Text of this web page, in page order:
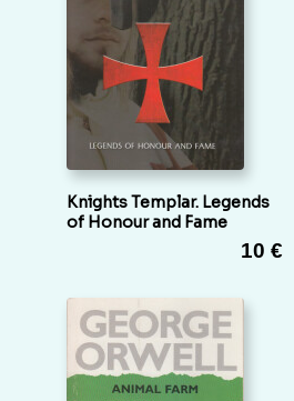
Knights Templar. Legends
of Honour and Fame
10 €